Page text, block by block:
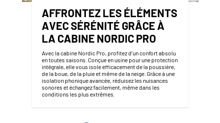
AFFRONTEZ LES ÉLÉMENTS
AVEC SÉRÉNITÉ GRÂCE À
LA CABINE NORDIC PRO
Avec la cabine Nordic Pro, profitez d’un confort absolu
en toutes saisons. Conçue en usine pour une protection
intégrale, elle vous isole efficacement de la poussière,
de la boue, de la pluie et même de la neige. Grâce à une
isolation phonique avancée, réduisez les nuisances
sonores et échangez facilement, même dans les
conditions les plus extrêmes.